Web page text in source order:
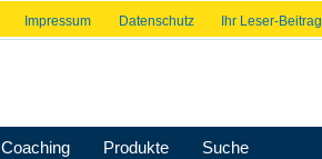
Impressum Datenschutz Ihr Leser-Beitrag
Coaching Produkte Suche